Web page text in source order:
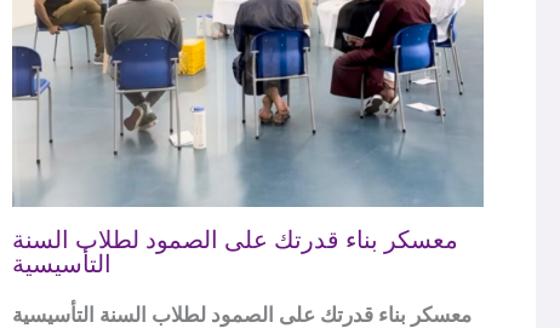
معسكر بناء قدرتك على الصمود لطلاب السنة
التأسيسية
معسكر بناء قدرتك على الصمود لطلاب السنة التأسيسية